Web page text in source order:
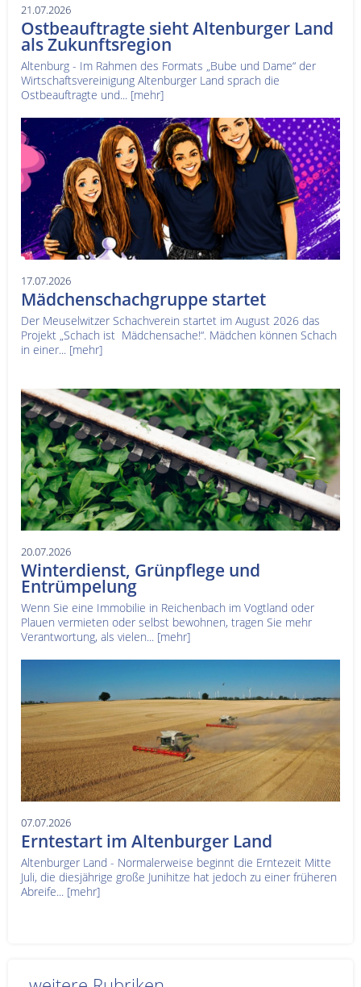
21.07.2026
Ostbeauftragte sieht Altenburger Land
als Zukunftsregion
Altenburg - Im Rahmen des Formats „Bube und Dame“ der
Wirtschaftsvereinigung Altenburger Land sprach die
Ostbeauftragte und... [mehr]
17.07.2026
Mädchenschachgruppe startet
Der Meuselwitzer Schachverein startet im August 2026 das
Projekt „Schach ist Mädchensache!“. Mädchen können Schach
in einer... [mehr]
20.07.2026
Winterdienst, Grünpflege und
Entrümpelung
Wenn Sie eine Immobilie in Reichenbach im Vogtland oder
Plauen vermieten oder selbst bewohnen, tragen Sie mehr
Verantwortung, als vielen... [mehr]
07.07.2026
Erntestart im Altenburger Land
Altenburger Land - Normalerweise beginnt die Erntezeit Mitte
Juli, die diesjährige große Junihitze hat jedoch zu einer früheren
Abreife... [mehr]